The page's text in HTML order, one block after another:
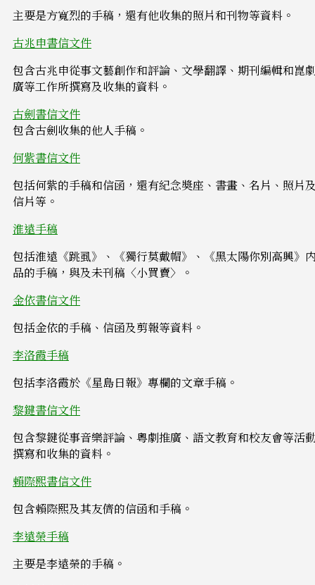
主要是方寬烈的手稿，還有他收集的照片和刊物等資料。
古兆申書信文件
包含古兆申從事文藝創作和評論、文學翻譯、期刊編輯和崑
廣等工作所撰寫及收集的資料。
古劍書信文件
包含古劍收集的他人手稿。
何紫書信文件
包括何紫的手稿和信函，還有紀念奬座、書畫、名片、照片
信片等。
淮遠手稿
包括淮遠《跳虱》、《獨行莫戴帽》、《黑太陽你別高興》
品的手稿，與及未刊稿〈小買賣〉。
金依書信文件
包括金依的手稿、信函及剪報等資料。
李洛霞手稿
包括李洛霞於《星島日報》專欄的文章手稿。
黎鍵書信文件
包含黎鍵從事音樂評論、粵劇推廣、語文教育和校友會等活
撰寫和收集的資料。
賴際熙書信文件
包含賴際熙及其友儕的信函和手稿。
李遠榮手稿
主要是李遠榮的手稿。